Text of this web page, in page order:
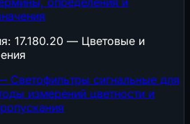
17.180.20 — Цветовые и
сигнальные для
измерений цветности и